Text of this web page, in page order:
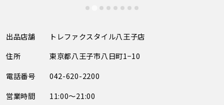
出品店舗
トレファクスタイル八王子店
住所
東京都八王子市八日町1−10
電話番号
042-620-2200
営業時間
11:00～21:00